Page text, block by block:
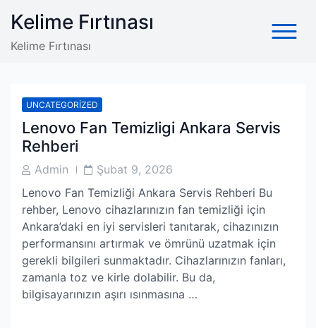
content
Kelime Fırtınası
Kelime Fırtınası
UNCATEGORIZED
Lenovo Fan Temizligi Ankara Servis
Rehberi
PostAdmin
PostŞubat 9, 2026
Lenovo Fan Temizliği Ankara Servis Rehberi Bu
rehber, Lenovo cihazlarınızın fan temizliği için
Ankara’daki en iyi servisleri tanıtarak, cihazınızın
performansını artırmak ve ömrünü uzatmak için
gerekli bilgileri sunmaktadır. Cihazlarınızın fanları,
zamanla toz ve kirle dolabilir. Bu da,
bilgisayarınızın aşırı ısınmasına …